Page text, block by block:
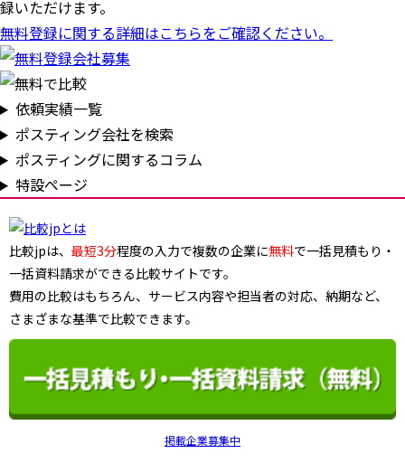
録いただけます。
無料登録に関する詳細はこちらをご確認ください。
依頼実績一覧
ポスティング会社を検索
ポスティングに関するコラム
特設ページ
比較jpは、 最短3分程度の入力で複数の企業に無料で一括見積もり・
一括資料請求ができる比較サイトです。
費用の比較はもちろん、サービス内容や担当者の対応、納期など、
さまざまな基準で比較できます。
掲載企業募集中